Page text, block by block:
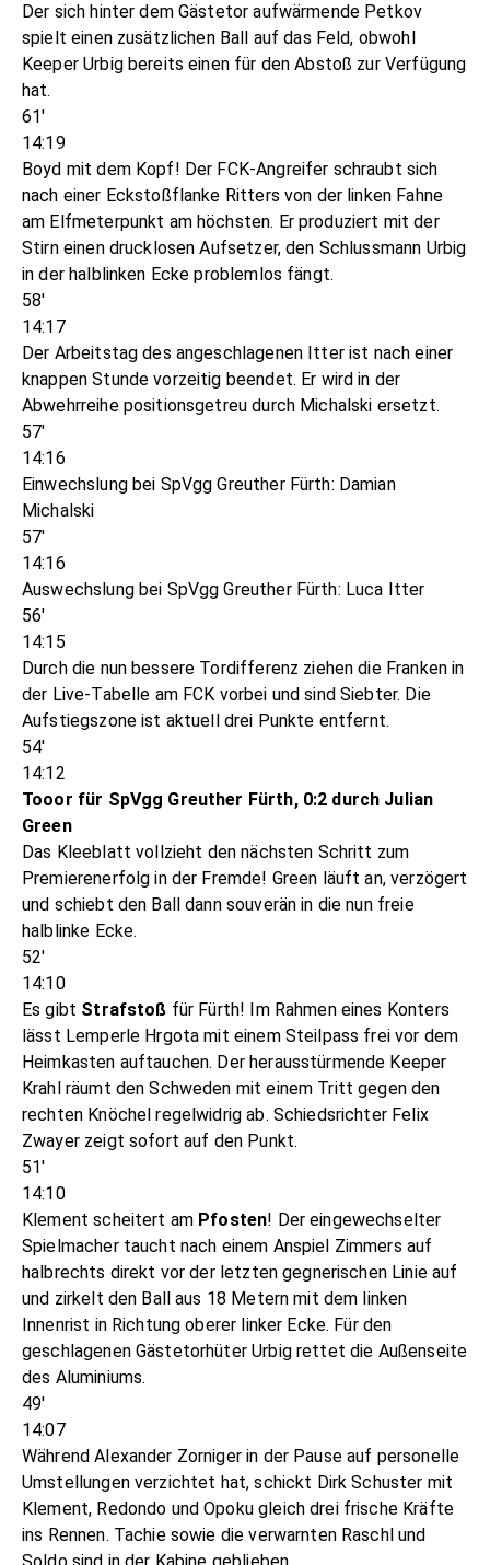
Der sich hinter dem Gästetor aufwärmende Petkov
spielt einen zusätzlichen Ball auf das Feld, obwohl
Keeper Urbig bereits einen für den Abstoß zur Verfügung
hat.
61'
14:19
Boyd mit dem Kopf! Der FCK-Angreifer schraubt sich
nach einer Eckstoßflanke Ritters von der linken Fahne
am Elfmeterpunkt am höchsten. Er produziert mit der
Stirn einen drucklosen Aufsetzer, den Schlussmann Urbig
in der halblinken Ecke problemlos fängt.
58'
14:17
Der Arbeitstag des angeschlagenen Itter ist nach einer
knappen Stunde vorzeitig beendet. Er wird in der
Abwehrreihe positionsgetreu durch Michalski ersetzt.
57'
14:16
Einwechslung bei SpVgg Greuther Fürth: Damian
Michalski
57'
14:16
Auswechslung bei SpVgg Greuther Fürth: Luca Itter
56'
14:15
Durch die nun bessere Tordifferenz ziehen die Franken in
der Live-Tabelle am FCK vorbei und sind Siebter. Die
Aufstiegszone ist aktuell drei Punkte entfernt.
54'
14:12
Tooor für SpVgg Greuther Fürth, 0:2 durch Julian
Green
Das Kleeblatt vollzieht den nächsten Schritt zum
Premierenerfolg in der Fremde! Green läuft an, verzögert
und schiebt den Ball dann souverän in die nun freie
halblinke Ecke.
52'
14:10
Es gibt Strafstoß für Fürth! Im Rahmen eines Konters
lässt Lemperle Hrgota mit einem Steilpass frei vor dem
Heimkasten auftauchen. Der herausstürmende Keeper
Krahl räumt den Schweden mit einem Tritt gegen den
rechten Knöchel regelwidrig ab. Schiedsrichter Felix
Zwayer zeigt sofort auf den Punkt.
51'
14:10
Klement scheitert am Pfosten! Der eingewechselter
Spielmacher taucht nach einem Anspiel Zimmers auf
halbrechts direkt vor der letzten gegnerischen Linie auf
und zirkelt den Ball aus 18 Metern mit dem linken
Innenrist in Richtung oberer linker Ecke. Für den
geschlagenen Gästetorhüter Urbig rettet die Außenseite
des Aluminiums.
49'
14:07
Während Alexander Zorniger in der Pause auf personelle
Umstellungen verzichtet hat, schickt Dirk Schuster mit
Klement, Redondo und Opoku gleich drei frische Kräfte
ins Rennen. Tachie sowie die verwarnten Raschl und